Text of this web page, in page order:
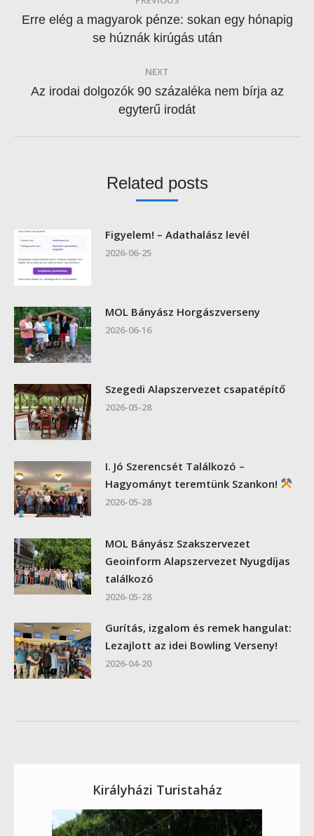
navigation
Previous
post:
Erre elég a magyarok pénze: sokan egy hónapig
se húznák kirúgás után
NEXT
Next
post:
Az irodai dolgozók 90 százaléka nem bírja az
egyterű irodát
Related posts
Figyelem! – Adathalász levél
2026-06-25
MOL Bányász Horgászverseny
2026-06-16
Szegedi Alapszervezet csapatépítő
2026-05-28
I. Jó Szerencsét Találkozó –
Hagyományt teremtünk Szankon!
2026-05-28
MOL Bányász Szakszervezet
Geoinform Alapszervezet Nyugdíjas
találkozó
2026-05-28
Gurítás, izgalom és remek hangulat:
Lezajlott az idei Bowling Verseny!
2026-04-20
Királyházi Turistaház